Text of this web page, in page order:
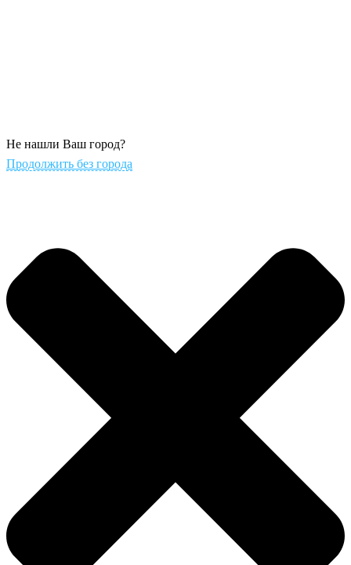
Не нашли Ваш город?
Продолжить без города